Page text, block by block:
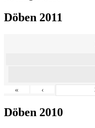
Döben 2011
« ‹
Döben 2010